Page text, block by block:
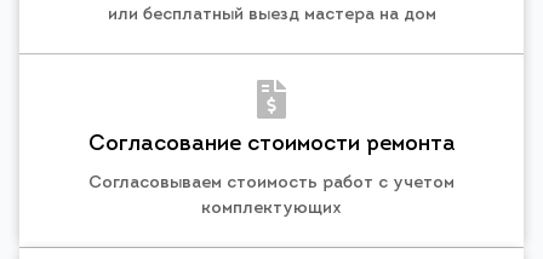
или бесплатный выезд мастера на дом
Согласование стоимости ремонта
Согласовываем стоимость работ с учетом
комплектующих